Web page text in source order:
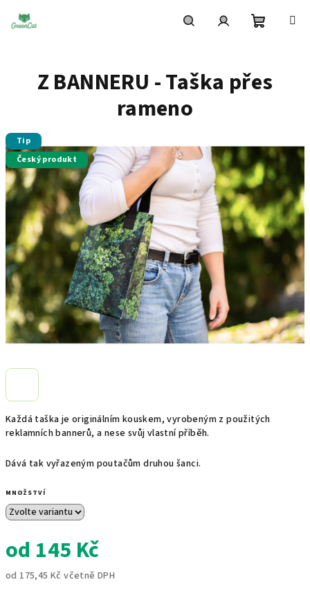
košík
Každá taška je originálním kouskem, vyrobeným z použitých
reklamních bannerů, a nese svůj vlastní příběh.
Dává tak vyřazeným poutačům druhou šanci.
MNOŽSTVÍ
od 145 Kč
od 175,45 Kč včetně DPH
Z BANNERU - Taška přes
rameno
Tip
Český produkt